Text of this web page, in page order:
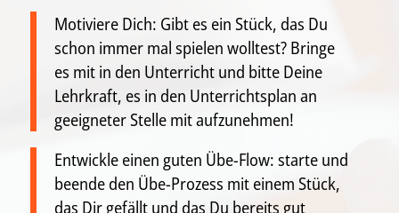
Motiviere Dich: Gibt es ein Stück, das Du
schon immer mal spielen wolltest? Bringe
es mit in den Unterricht und bitte Deine
Lehrkraft, es in den Unterrichtsplan an
geeigneter Stelle mit aufzunehmen!
Entwickle einen guten Übe-Flow: starte und
beende den Übe-Prozess mit einem Stück,
das Dir gefällt und das Du bereits gut